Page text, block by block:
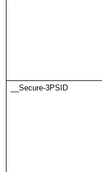
__Secure-3PSID